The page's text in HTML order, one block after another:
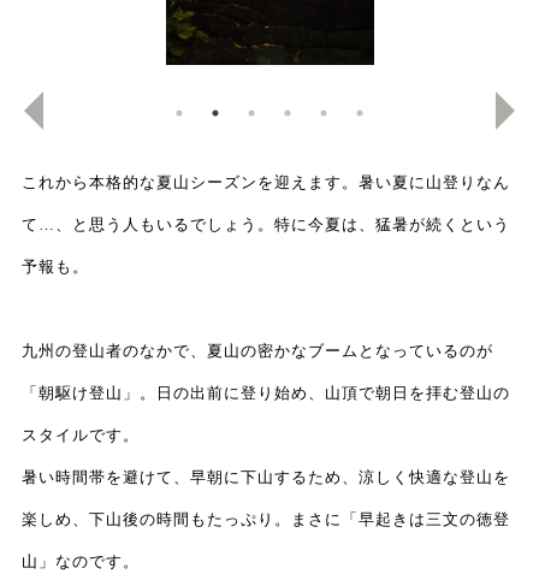
これから本格的な夏山シーズンを迎えます。暑い夏に山登りなん
て…、と思う人もいるでしょう。特に今夏は、猛暑が続くという
予報も。
九州の登山者のなかで、夏山の密かなブームとなっているのが
「朝駆け登山」。日の出前に登り始め、 山頂で朝日を拝む登山の
スタイルです。
暑い時間帯を避けて、早朝に下山するため、涼しく快適な登山を
楽しめ、下山後の時間もたっぷり。まさに「早起きは三文の徳登
山」なのです。